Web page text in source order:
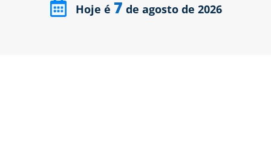
Hoje é 7 de agosto de 2026